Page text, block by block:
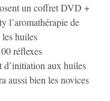
un coffret DVD +
l’aromathérapie de
huiles
réflexes
aux huiles
aussi bien les novices